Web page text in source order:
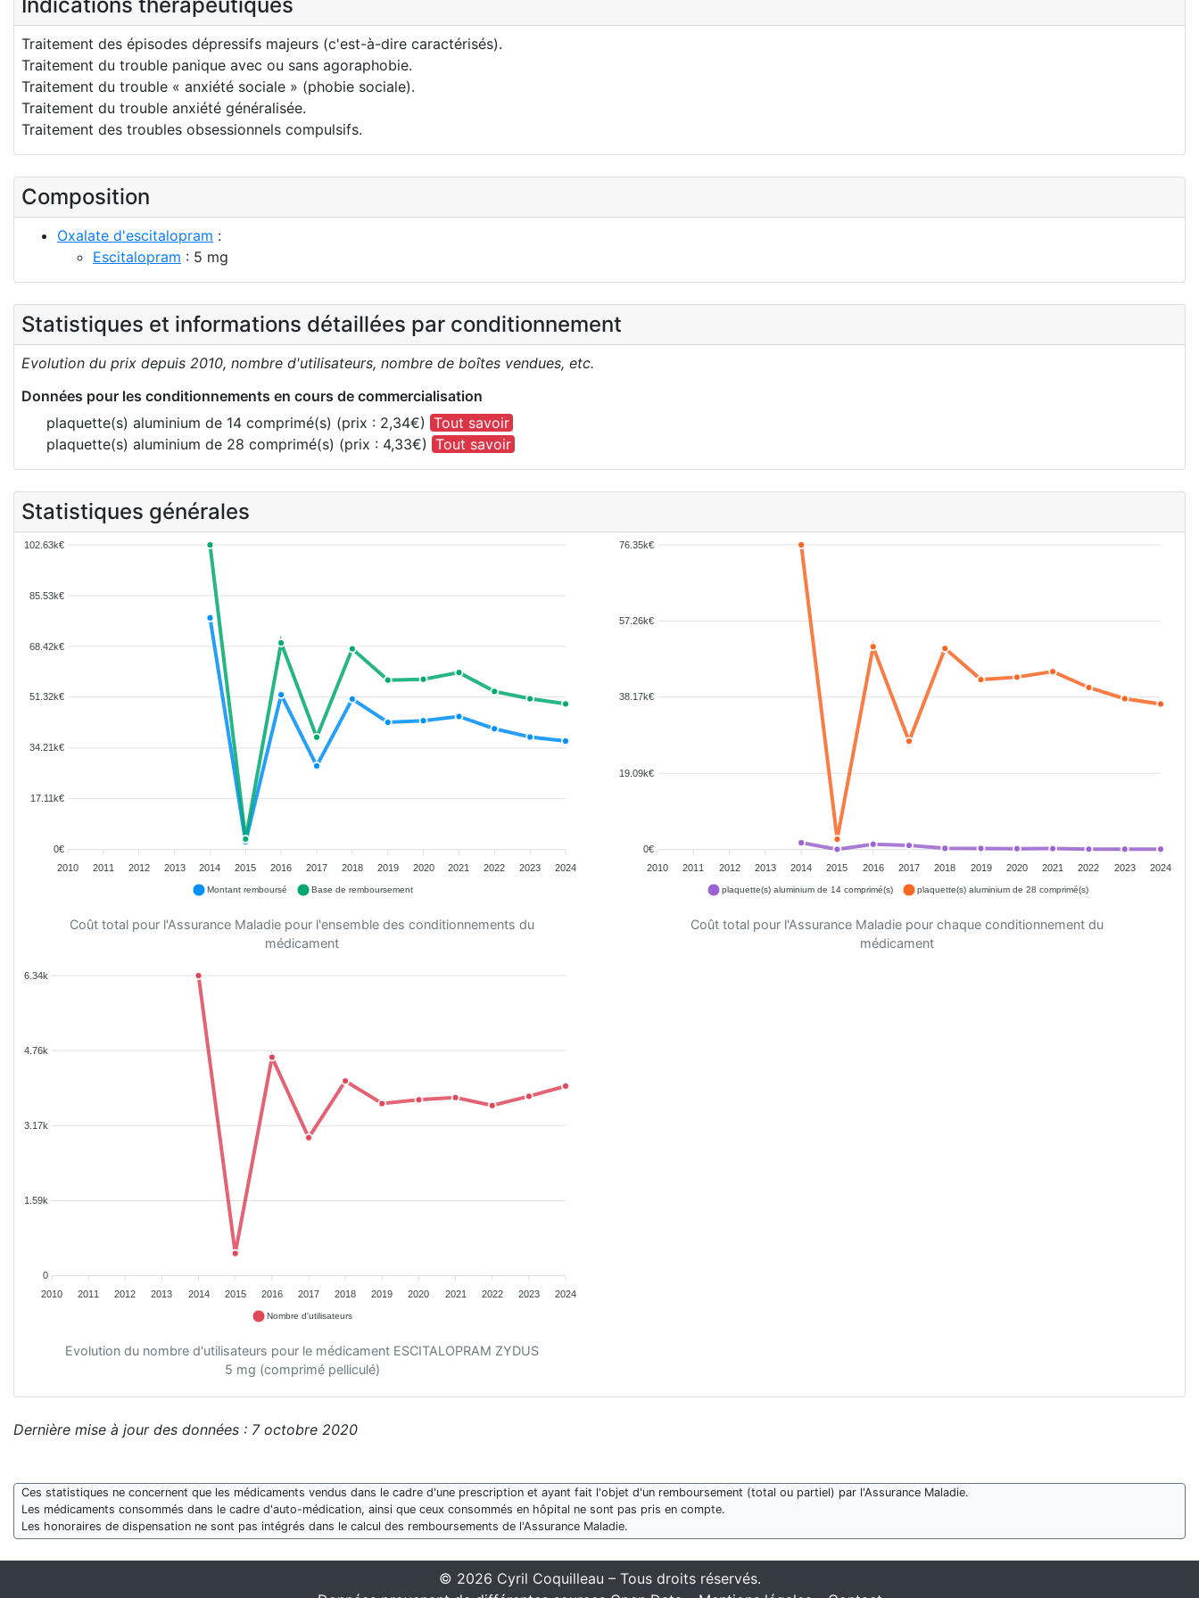
Traitement des épisodes dépressifs majeurs (c'est-à-dire caractérisés).
Traitement du trouble panique avec ou sans agoraphobie.
Traitement du trouble « anxiété sociale » (phobie sociale).
Traitement du trouble anxiété généralisée.
Traitement des troubles obsessionnels compulsifs.
Composition
Oxalate d'escitalopram :
Escitalopram : 5 mg
Statistiques et informations détaillées par conditionnement
Evolution du prix depuis 2010, nombre d'utilisateurs, nombre de boîtes vendues, etc.
Données pour les conditionnements en cours de commercialisation
plaquette(s) aluminium de 14 comprimé(s) (prix : 2,34€) Tout savoir
plaquette(s) aluminium de 28 comprimé(s) (prix : 4,33€) Tout savoir
Statistiques générales
102.63k€
85.53k€
68.42k€
51.32k€
34.21k€
17.11k€
0€
2010
2011 2012 2013 2014 2015 2016 2017 2018 2019 2020 2021 2022 2023 2024
Montant remboursé Base de remboursement
Coût total pour l'Assurance Maladie pour l'ensemble des conditionnements du
médicament
76.35k€
57.26k€
38.17k€
19.09k€
0€
2010
2011 2012 2013 2014 2015 2016 2017 2018 2019 2020 2021 2022 2023 2024
plaquette(s) aluminium de 14 comprimé(s) plaquette(s) aluminium de 28 comprimé(s)
Coût total pour l'Assurance Maladie pour chaque conditionnement du
médicament
6.34k
4.76k
3.17k
1.59k
0
2010
2011 2012 2013 2014 2015 2016 2017 2018 2019 2020 2021 2022 2023 2024
Nombre d'utilisateurs
Evolution du nombre d'utilisateurs pour le médicament ESCITALOPRAM ZYDUS
5 mg (comprimé pelliculé)
Dernière mise à jour des données : 7 octobre 2020
Ces statistiques ne concernent que les médicaments vendus dans le cadre d'une prescription et ayant fait l'objet d'un remboursement (total ou partiel) par l'Assurance Maladie.
Les médicaments consommés dans le cadre d'auto-médication, ainsi que ceux consommés en hôpital ne sont pas pris en compte.
Les honoraires de dispensation ne sont pas intégrés dans le calcul des remboursements de l'Assurance Maladie.
© 2026 Cyril Coquilleau – Tous droits réservés.